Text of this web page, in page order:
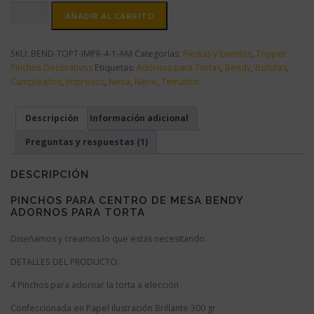
De
Mesa
Bendy
Torta
AÑADIR AL CARRITO
SKU: BEND-TOPT-IMPR-4-1-AM Categorías: Fiestas y Eventos, Topper
Pinchos Decorativos Etiquetas: Adornos para Tortas, Bendy, Bolsitas,
Cumpleaños, Impresos, Nena, Nene, Tematico
Descripción Información adicional
Preguntas y respuestas (1)
DESCRIPCIÓN
PINCHOS PARA CENTRO DE MESA BENDY
ADORNOS PARA TORTA
Diseñamos y creamos lo que estas necesitando.
DETALLES DEL PRODUCTO:
4 Pinchos para adornar la torta a elección
Confeccionada en Papel Ilustración Brillante 300 gr